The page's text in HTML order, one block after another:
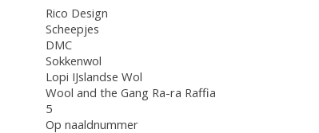
Rico Design
Scheepjes
DMC
Sokkenwol
Lopi IJslandse Wol
Wool and the Gang Ra-ra Raffia
5
Op naaldnummer